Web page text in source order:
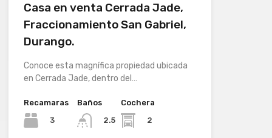
Casa en venta Cerrada Jade,
Fraccionamiento San Gabriel,
Durango.
Conoce esta magnífica propiedad ubicada
en Cerrada Jade, dentro del…
Recamaras
3
Baños
2.5
Cochera
2